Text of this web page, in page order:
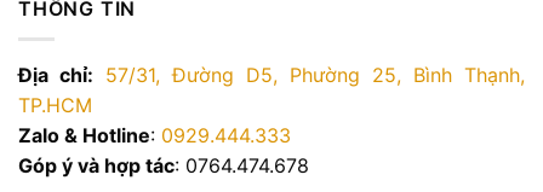
biến
thể.
tùy
chọn
có
thể
THÔNG TIN
Địa chỉ: 57/31, Đường D5, Phường 25, Bình Thạnh,
TP.HCM
Zalo & Hotline: 0929.444.333
Góp ý và hợp tác: 0764.474.678